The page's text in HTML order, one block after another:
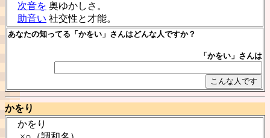
次音を 奥ゆかしさ。
助音い 社交性と才能。
あなたの知ってる「かをい」さんはどんな人ですか？
「かをい」さんは
かをり
かをり